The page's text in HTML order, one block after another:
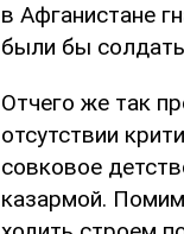
в Афганистане
были бы
Отчего же так
отсутствии
совковое
казармой.